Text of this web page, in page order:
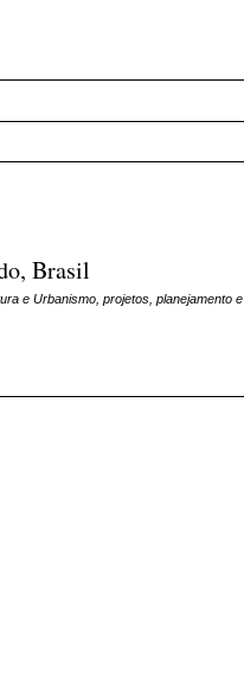
Brasil
e Urbanismo, projetos, planejamento e